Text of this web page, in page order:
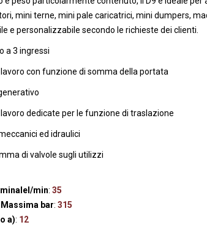
Cablaggi
Accessori
mini terne, mini pale caricatrici, mini dumpers,
e personalizzabile secondo le richieste dei clienti.
a 3 ingressi
con funzione di somma della portata
dedicate per le funzione di traslazione
ed idraulici
di valvole sugli utilizzi
min: 35
bar: 315
a): 12